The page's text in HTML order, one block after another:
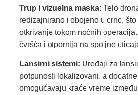
Trup i vizuelna maska: Telo
redizajnirano i obojeno u crno,
otkrivanje tokom noćnih
čvršća i otpornija na spoljne
Lansirni sistemi: Uređaji za
potpunosti lokalizovani, a
omogućavaju kraće vreme